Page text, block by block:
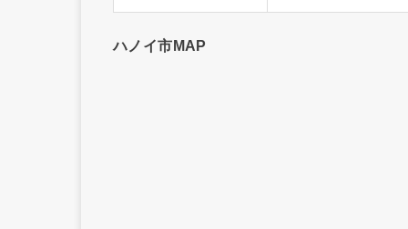
ハノイ市MAP